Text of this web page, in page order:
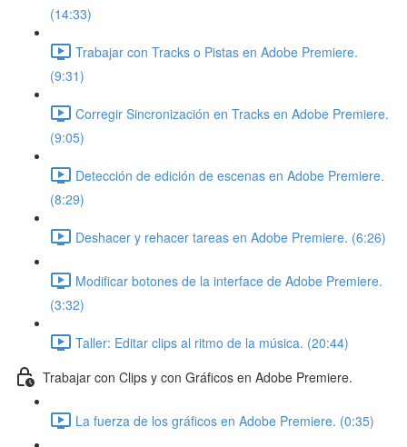
(14:33)
Trabajar con Tracks o Pistas en Adobe Premiere.
(9:31)
Corregir Sincronización en Tracks en Adobe Premiere.
(9:05)
Detección de edición de escenas en Adobe Premiere.
(8:29)
Deshacer y rehacer tareas en Adobe Premiere. (6:26)
Modificar botones de la interface de Adobe Premiere.
(3:32)
Taller: Editar clips al ritmo de la música. (20:44)
Trabajar con Clips y con Gráficos en Adobe Premiere.
La fuerza de los gráficos en Adobe Premiere. (0:35)